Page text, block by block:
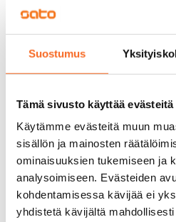
Suostumus
Tämä sivusto käyttää evästeitä
Käytämme evästeitä muun
sisällön ja mainosten
ominaisuuksien tukemiseen ja
analysoimiseen. Evästeiden
kohdentamisessa kävijää ei
yhdistetä kävijältä
Varallisuusrajat
Vuokra
0 €, (yrityksille min. 1 kk vuokra)
Kotivakuutus
Pakollinen, ei sisälly vuokraan
Vesimaksu
Kulutuksen mukaan